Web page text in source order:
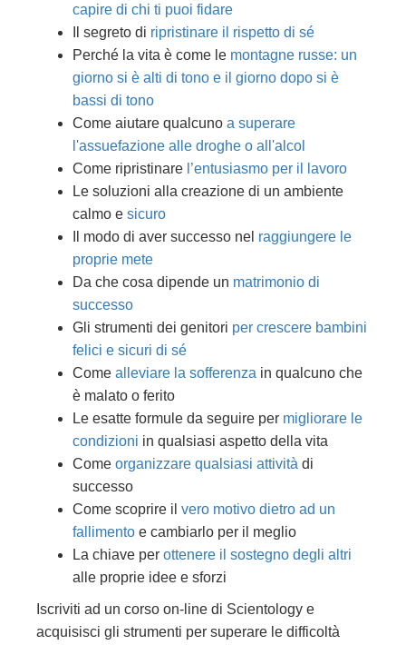
capire di chi ti puoi fidare
Il segreto di ripristinare il rispetto di sé
Perché la vita è come le montagne russe: un
giorno si è alti di tono e il giorno dopo si è
bassi di tono
Come aiutare qualcuno a superare
l'assuefazione alle droghe o all'alcol
Come ripristinare l’entusiasmo per il lavoro
Le soluzioni alla creazione di un ambiente
calmo e sicuro
Il modo di aver successo nel raggiungere le
proprie mete
Da che cosa dipende un matrimonio di
successo
Gli strumenti dei genitori per crescere bambini
felici e sicuri di sé
Come alleviare la sofferenza in qualcuno che
è malato o ferito
Le esatte formule da seguire per migliorare le
condizioni in qualsiasi aspetto della vita
Come organizzare qualsiasi attività di
successo
Come scoprire il vero motivo dietro ad un
fallimento e cambiarlo per il meglio
La chiave per ottenere il sostegno degli altri
alle proprie idee e sforzi
Iscriviti ad un corso on-line di Scientology e
acquisisci gli strumenti per superare le difficoltà